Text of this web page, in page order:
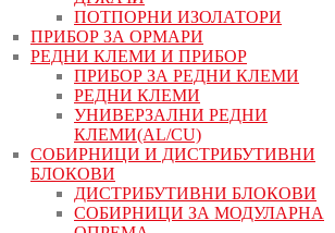
ПОТПОРНИ ИЗОЛАТОРИ
ПРИБОР ЗА ОРМАРИ
РЕДНИ КЛЕМИ И ПРИБОР
ПРИБОР ЗА РЕДНИ КЛЕМИ
РЕДНИ КЛЕМИ
УНИВЕРЗАЛНИ РЕДНИ
КЛЕМИ(AL/CU)
СОБИРНИЦИ И ДИСТРИБУТИВНИ
БЛОКОВИ
ДИСТРИБУТИВНИ БЛОКОВИ
СОБИРНИЦИ ЗА МОДУЛАРНА